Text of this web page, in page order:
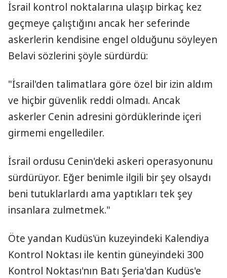
İsrail kontrol noktalarına ulaşıp birkaç kez
geçmeye çalıştığını ancak her seferinde
askerlerin kendisine engel olduğunu söyleyen
Belavi sözlerini şöyle sürdürdü:
"İsrail'den talimatlara göre özel bir izin aldım
ve hiçbir güvenlik reddi olmadı. Ancak
askerler Cenin adresini gördüklerinde içeri
girmemi engellediler.
İsrail ordusu Cenin'deki askeri operasyonunu
sürdürüyor. Eğer benimle ilgili bir şey olsaydı
beni tutuklarlardı ama yaptıkları tek şey
insanlara zulmetmek."
Öte yandan Kudüs'ün kuzeyindeki Kalendiya
Kontrol Noktası ile kentin güneyindeki 300
Kontrol Noktası'nın Batı Şeria'dan Kudüs'e